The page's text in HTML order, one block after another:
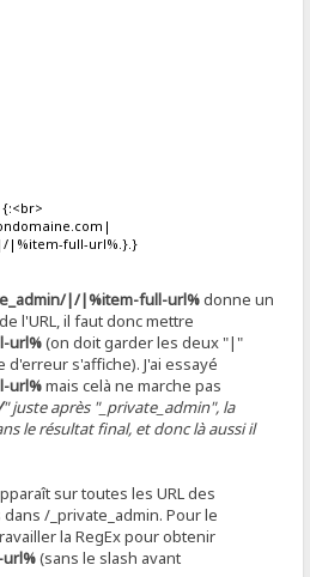
|%item-full-url%.}.}
|/|%item-full-url%donne un
l'URL, il faut donc mettre
url%(on doit garder les deux "|"
s'affiche). J'ai essayé
url%mais celà ne marche pas
" juste après "_private_admin", la
le résultat final, et donc là aussi il
sur toutes les URL des
/_private_admin. Pour le
la RegEx pour obtenir
(sans le slash avant